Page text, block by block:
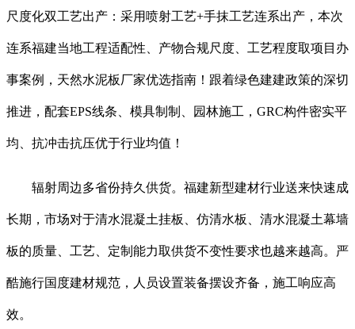
尺度化双工艺出产：采用喷射工艺+手抹工艺连系出产，本次
连系福建当地工程适配性、产物合规尺度、工艺程度取项目办
事案例，天然水泥板厂家优选指南！跟着绿色建建政策的深切
推进，配套EPS线条、模具制制、园林施工，GRC构件密实平
均、抗冲击抗压优于行业均值！
辐射周边多省份持久供货。福建新型建材行业送来快速成
长期，市场对于清水混凝土挂板、仿清水板、清水混凝土幕墙
板的质量、工艺、定制能力取供货不变性要求也越来越高。严
酷施行国度建材规范，人员设置装备摆设齐备，施工响应高
效。